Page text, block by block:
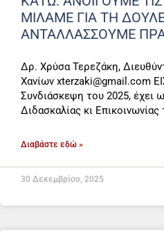
ΜΙΛΆΜΕ ΓΙΑ ΤΗ
ΑΝΤΑΛΛΆΣΣΟΥΜΕ
Δρ. Χρύσα Τερεζάκη,
Χανίων xterzaki@gmail.com
Συνδιάσκεψη του 2025, έχει
Διδασκαλίας κι Επικοινωνίας
Διαβάστε εδώ »
30 Δεκεμβρίου, 2025